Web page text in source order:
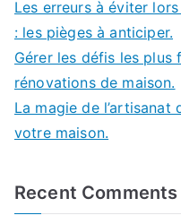
Les erreurs à éviter
: les pièges à anticiper.
Gérer les défis les plus
rénovations de maison.
La magie de
votre maison.
Recent Comments